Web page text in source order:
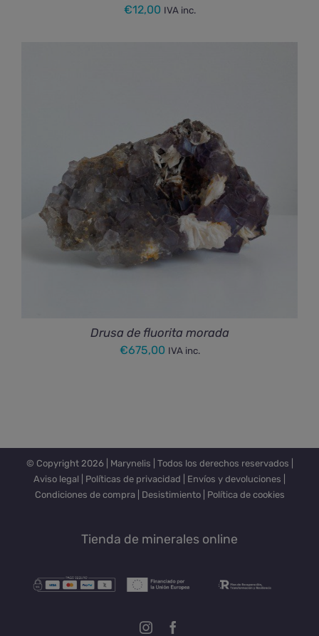
€12,00 IVA inc.
Drusa de fluorita morada
€675,00 IVA inc.
© Copyright 2026 | Marynelis | Todos los derechos reservados |
Aviso legal
Políticas de privacidad Envíos y devoluciones
Condiciones de compra| Desistimiento| Política de cookies
Tienda de minerales online
Instagram